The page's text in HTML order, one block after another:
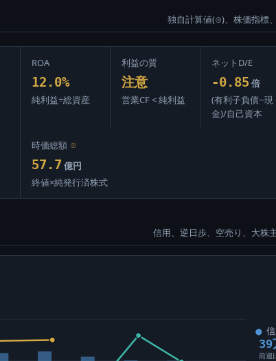
独自計算値(⊙)、株価指標
ROA
12.0%
純利益÷総資産
利益の質
注意
営業CF < 純利益
ネットD/E
-0.85 倍
(有利子負債−現
金)/自己資本
時価総額 ⊙
57.7 億円
終値×純発行済株式
信用、逆日歩、空売り、大株
39
前週